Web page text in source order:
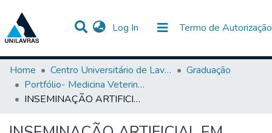
Log In (current) Termo de Autorização
Communities & Collections
Statistics
All of DSpace
Home
Centro Universitário de Lavras-UNILAVRAS
Graduação
Portfólio- Medicina Veterinária
INSEMINAÇÃO ARTIFICIAL EM TEMPO FIXO EM BOVINOS: RELATO DE CASO